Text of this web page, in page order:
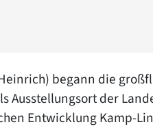
begann die
Ausstellungsort der
Entwicklung Kamp-